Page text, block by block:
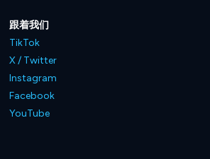
跟着我们
TikTok
X / Twitter
Instagram
Facebook
YouTube